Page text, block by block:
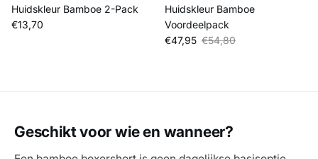
Huidskleur Bamboe 2-Pack
Reguliere prijs
€13,70
Huidskleur Bamboe
Voordeelpack
Verkoopprijs
€47,95 Reguliere prijs
€54,80
Geschikt voor wie en wanneer?